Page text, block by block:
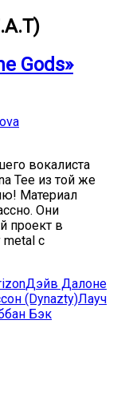
Gods»
вокалиста
Tee из той же
Материал
Они
проект в
с
Дэйв Далоне
(Dynazty)Лауч
Бэк